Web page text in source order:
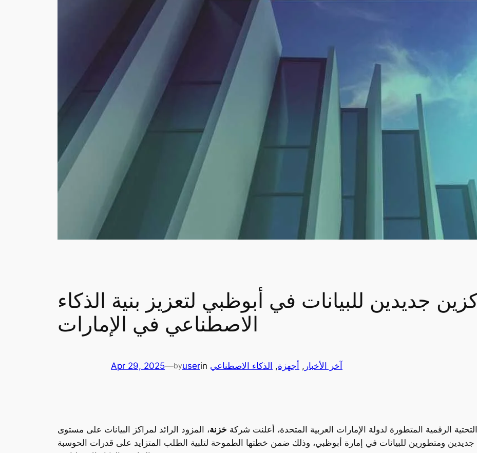
جديدين للبيانات في أبوظبي لتعزيز بنية الذكاء
الاصطناعي في الإمارات
Apr 29, 2025—byuserin آخر الأخبار , أجهزة, الذكاء الاصطناعي
الرقمية المتطورة لدولة الإمارات العربية المتحدة، أعلنت شركة خزنة، المزود الرائد لمراكز البيانات على مستوى
ومتطورين للبيانات في إمارة أبوظبي، وذلك ضمن خطتها الطموحة لتلبية الطلب المتزايد على قدرات الحوسبة